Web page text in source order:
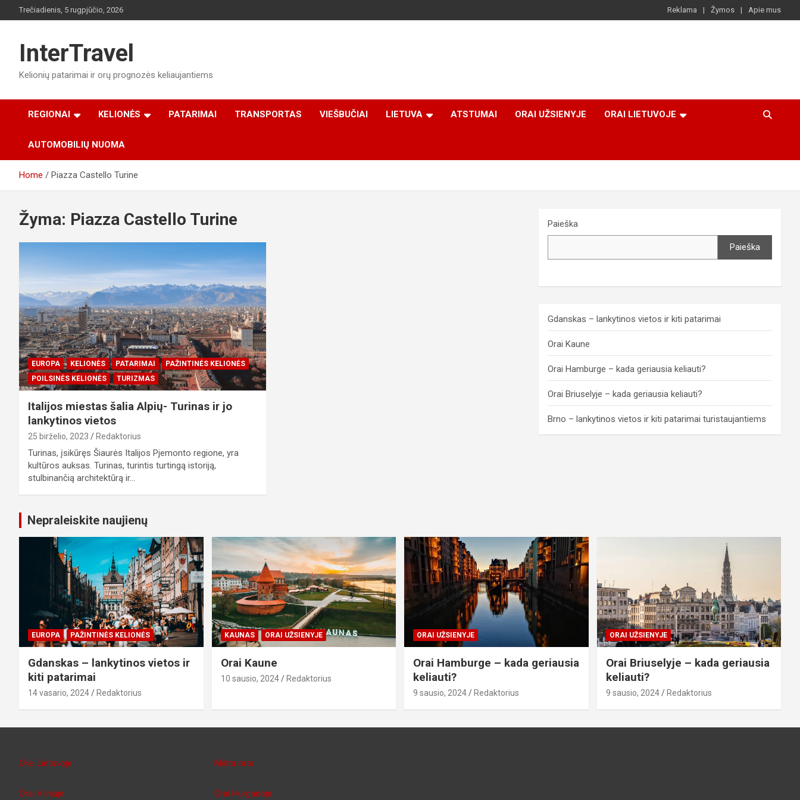
to
Trečiadienis, 5 rugpjūčio, 2026 Reklama Žymos Apie mus
InterTravel
Kelionių patarimai ir orų prognozės keliaujantiems
REGIONAI KELIONĖS PATARIMAI TRANSPORTAS VIEŠBUČIAI LIETUVA ATSTUMAI ORAI UŽSIENYJE ORAI LIETUVOJE
AUTOMOBILIŲ NUOMA
Home Piazza Castello Turine
Žyma: Piazza Castello Turine
EUROPA KELIONĖS PATARIMAI
PAŽINTINĖS KELIONĖS
POILSINĖS KELIONĖS
TURIZMAS
Italijos miestas šalia Alpių- Turinas ir jo
lankytinos vietos
25 birželio, 2023 Redaktorius
Turinas, įsikūręs Šiaurės Italijos Pjemonto regione, yra
kultūros auksas. Turinas, turintis turtingą istoriją,
stulbinančią architektūrą ir…
Paieška
Paieška
Gdanskas – lankytinos vietos ir kiti patarimai
Orai Kaune
Orai Hamburge – kada geriausia keliauti?
Orai Briuselyje – kada geriausia keliauti?
Brno – lankytinos vietos ir kiti patarimai turistaujantiems
Nepraleiskite naujienų
EUROPA PAŽINTINĖS KELIONĖS
Gdanskas – lankytinos vietos ir
kiti patarimai
14 vasario, 2024 Redaktorius
KAUNAS ORAI UŽSIENYJE
Orai Kaune
10 sausio, 2024 Redaktorius
ORAI UŽSIENYJE
Orai Hamburge – kada geriausia
keliauti?
9 sausio, 2024 Redaktorius
ORAI UŽSIENYJE
Orai Briuselyje – kada geriausia
keliauti?
9 sausio, 2024 Redaktorius
Orai Lietuvoje
Orai Vilniuje
Malta orai
Orai Hurgadoje